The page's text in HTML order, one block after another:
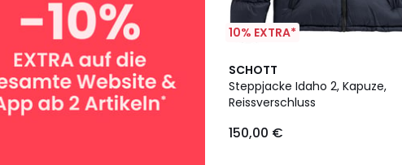
10% EXTRA*
SCHOTT
Steppjacke Idaho 2, Kapuze,
Reissverschluss
150,00 €
4,5
/ 5
3
Farben